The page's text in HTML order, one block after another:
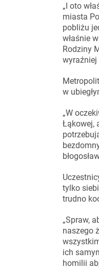
„I oto
miasta
pobliżu
właśnie
Rodziny
wyraźniej
w
„W
Łąkowej,
tylko
trudno
„Spraw,
naszego
ich
homilii